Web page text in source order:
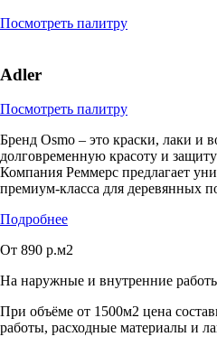
Посмотреть палитру
Adler
Посмотреть палитру
Бренд Osmo – это краски, лаки и
долговременную красоту и
Компания Реммерс предлагает
премиум-класса для деревянных
Подробнее
От 890 р.м2
На наружные и внутренние
При объёме от 1500м2 цена
работы, расходные материалы и